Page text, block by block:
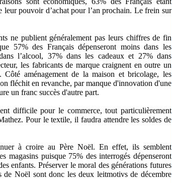
leur pouvoir d’achat pour l’an prochain. Le frein sur
ne publient généralement pas leurs chiffres de fin
57% des Français dépenseront moins dans les
l’alcool, 37% dans les cadeaux et 27% dans
les fabricants de marque craignent en outre un
Côté aménagement de la maison et bricolage, les
fléchit en revanche, par manque d'innovation d'une
un franc succès d'autre part.
difficile pour le commerce, tout particulièrement
Pour le textile, il faudra attendre les soldes de
à croire au Père Noël. En effet, ils semblent
magasins puisque 75% des interrogés dépenseront
enfants. Préserver le moral des générations futures
de Noël sont donc les deux leitmotivs de décembre